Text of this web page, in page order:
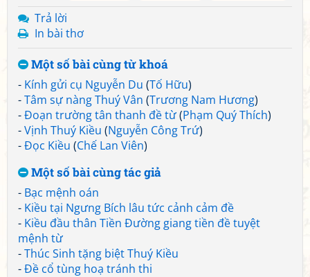
Trả lời
In bài thơ
Một số bài cùng từ khoá
- Kính gửi cụ Nguyễn Du (Tố Hữu)
-Tâm sự nàng Thuý Vân (Trương Nam Hương)
-Đoạn trường tân thanh đề từ(Phạm Quý Thích)
-Vịnh Thuý Kiều (Nguyễn Công Trứ)
-Đọc Kiều (Chế Lan Viên)
Một số bài cùng tác giả
- Bạc mệnh oán
- Kiều tại Ngưng Bích lâu tức cảnh cảm đề
- Kiều đầu thân Tiền Đường giang tiền đề tuyệt
mệnh từ
-Thúc Sinh tặng biệt Thuý Kiều
-Đề cổ tùng hoạ tránh thi